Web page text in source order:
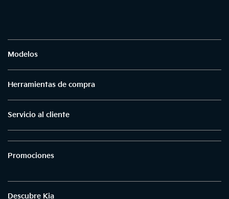
Modelos
Herramientas de compra
Servicio al cliente
Promociones
Descubre Kia